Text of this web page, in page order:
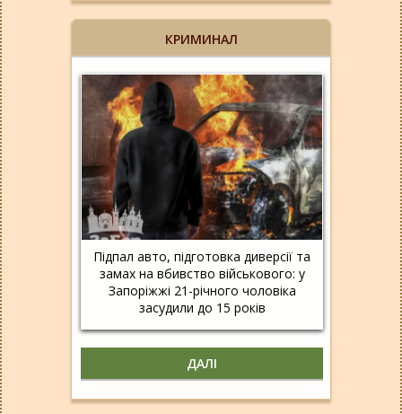
КРИМИНАЛ
Підпал авто, підготовка диверсії та
замах на вбивство військового: у
Запоріжжі 21-річного чоловіка
засудили до 15 років
ДАЛІ